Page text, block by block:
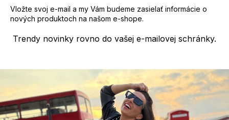
Trendy novinky rovno do vašej e-mailovej schránky.
Vložte svoj e-mail a my Vám budeme zasielať informácie o
nových produktoch na našom e-shope.